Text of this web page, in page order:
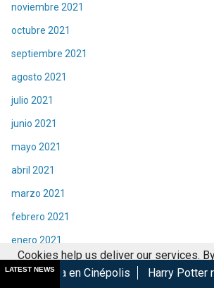
noviembre 2021
octubre 2021
septiembre 2021
agosto 2021
julio 2021
junio 2021
mayo 2021
abril 2021
marzo 2021
febrero 2021
enero 2021
diciembre 2020
LATEST NEWS Harry Potter regresa a
Cookies help us deliver our services.
services, you agree to our use of